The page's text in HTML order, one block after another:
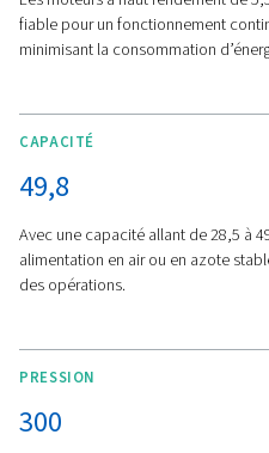
PRINCIPALES
déflecteurs